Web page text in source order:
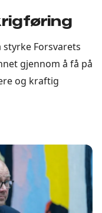
Forsvarets
gjennom å få på
og kraftig